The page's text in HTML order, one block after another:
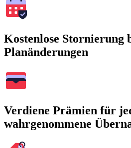
Kostenlose Stornierung
Planänderungen
Verdiene Prämien für
wahrgenommene